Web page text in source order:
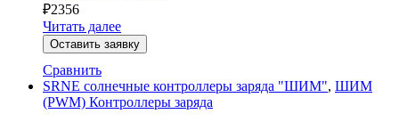
₽2356
Читать далее
Оставить заявку
Сравнить
SRNE солнечные контроллеры заряда "ШИМ", ШИМ
(PWM) Контроллеры заряда